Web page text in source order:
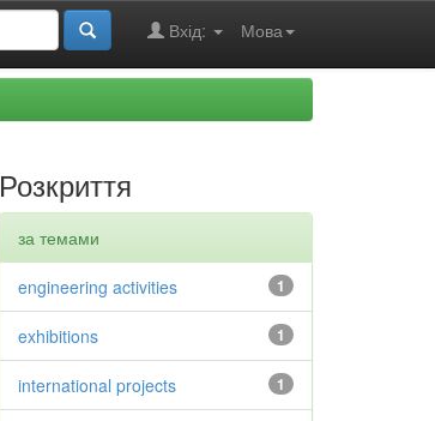
Мова
Вхід:
Розкриття
за темами
1
engineering activities
1
exhibitions
1
international projects